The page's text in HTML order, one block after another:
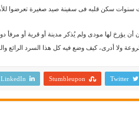
سكن قلبه فى سفينة صيد صغيرة تعرضوا
يؤرخ لها مودى ولم يُذكر مدينة أو قرية أو مرفأ
ولا أدرى، كيف وضع فيه كل هذا السرد الرائع
Twitter
Stumbleupon
LinkedIn